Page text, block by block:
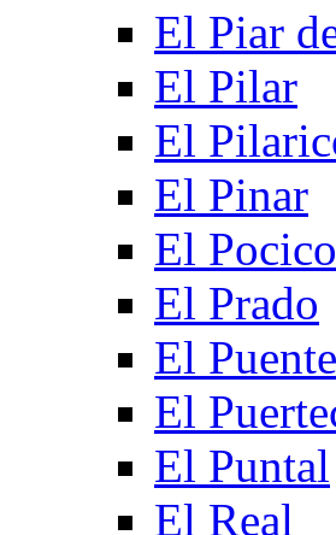
El Piar
El Pilar
El
El Pinar
El Pocico
El Prado
El
El
El Puntal
El Real